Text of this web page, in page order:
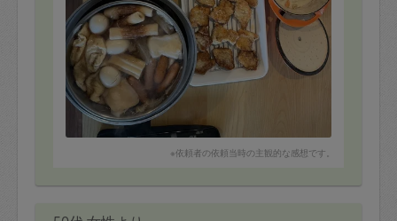
※依頼者の依頼当時の主観的な感想です。